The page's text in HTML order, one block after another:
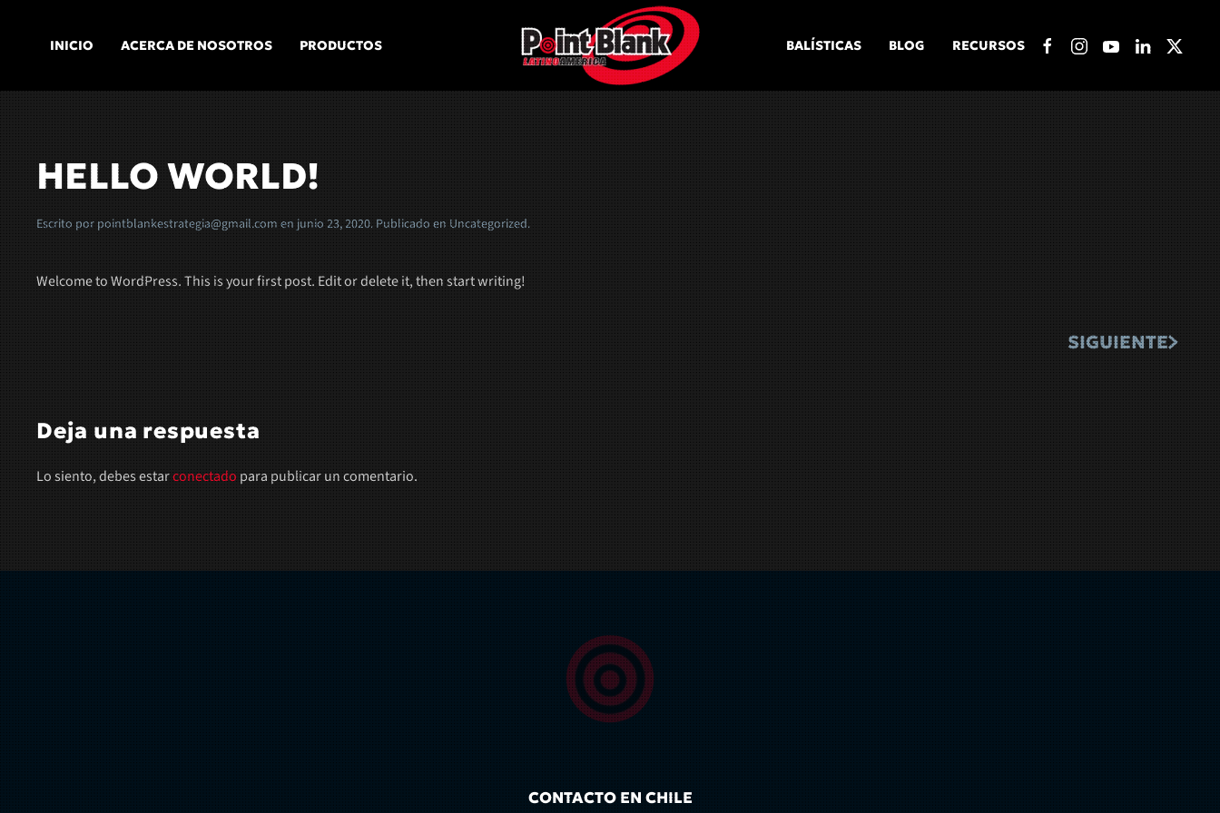
Skip to main content
INICIO ACERCA DE NOSOTROS PRODUCTOS BALÍSTICAS BLOG RECURSOS
HELLO WORLD!
Escrito por pointblankestrategia@gmail.com en junio 23, 2020. Publicado en Uncategorized.
Welcome to WordPress. This is your first post. Edit or delete it, then start writing!
SIGUIENTE
Deja una respuesta
Lo siento, debes estarconectado para publicar un comentario.
CONTACTO EN CHILE